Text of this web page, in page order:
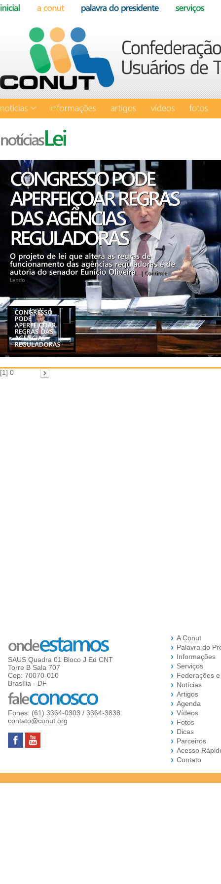
[1] 0
SAUS Quadra 01 Bloco J Ed CNT
Torre B Sala 707
Cep: 70070-010
Brasília - DF
Fones: (61) 3364-0303 / 3364-3838
contato@conut.org
A Conut
Palavra do
Informações
Serviços
Federações
Notícias
Artigos
Agenda
Vídeos
Fotos
Dicas
Parceiros
Acesso
Contato